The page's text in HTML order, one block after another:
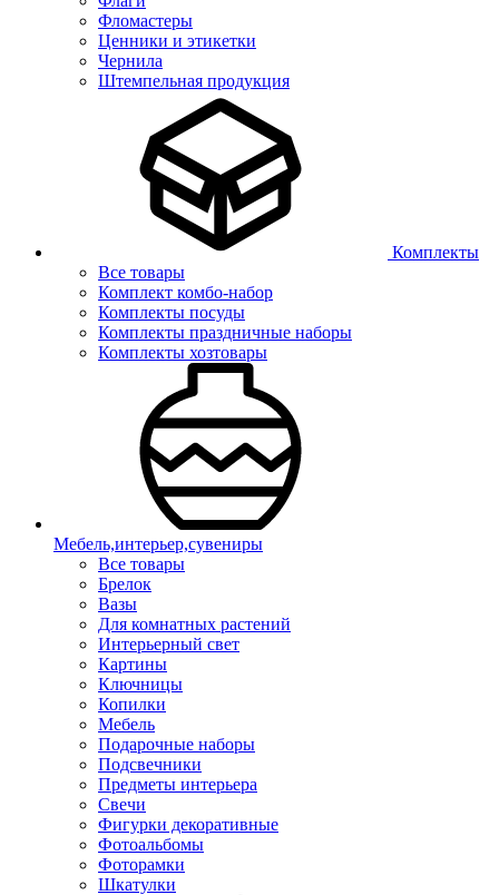
Фломастеры
Ценники и этикетки
Чернила
Штемпельная продукция
Комплекты
Все товары
Комплект комбо-набор
Комплекты посуды
Комплекты праздничные наборы
Комплекты хозтовары
Мебель,интерьер,сувениры
Все товары
Брелок
Вазы
Для комнатных растений
Интерьерный свет
Картины
Ключницы
Копилки
Мебель
Подарочные наборы
Подсвечники
Предметы интерьера
Свечи
Фигурки декоративные
Фотоальбомы
Фоторамки
Шкатулки